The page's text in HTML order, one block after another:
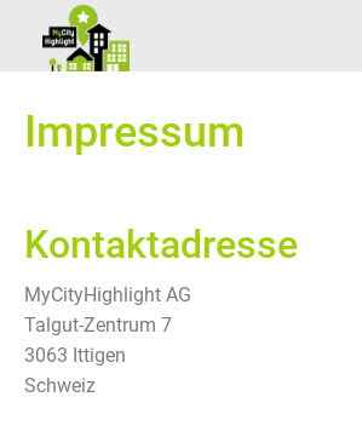
Inhalt
springen
Impressum
Kontaktadresse
MyCityHighlight AG
Talgut-Zentrum 7
3063 Ittigen
Schweiz